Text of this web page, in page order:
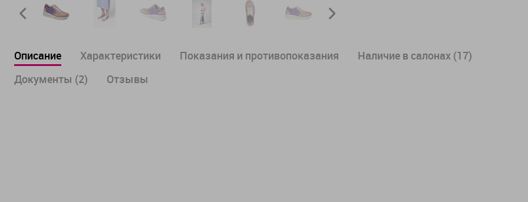
Описание Характеристики Показания и противопоказания
Наличие в салонах (17)
Документы (2)
Отзывы